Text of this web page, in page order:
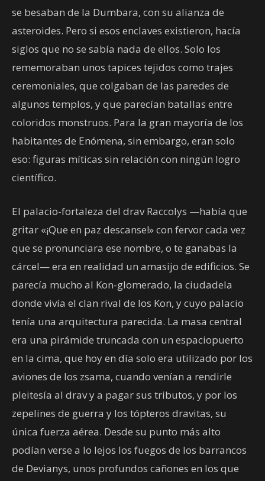
se besaban de la Dumbara, con su alianza de
asteroides. Pero si esos enclaves existieron, hacía
siglos que no se sabía nada de ellos. Solo los
rememoraban unos tapices tejidos como trajes
ceremoniales, que colgaban de las paredes de
algunos templos, y que parecían batallas entre
coloridos monstruos. Para la gran mayoría de los
habitantes de Enómena, sin embargo, eran solo
eso: figuras míticas sin relación con ningún logro
científico.
El palacio-fortaleza del drav Raccolys —había que
gritar «¡Que en paz descanse!» con fervor cada vez
que se pronunciara ese nombre, o te ganabas la
cárcel— era en realidad un amasijo de edificios. Se
parecía mucho al Kon-glomerado, la ciudadela
donde vivía el clan rival de los Kon, y cuyo palacio
tenía una arquitectura parecida. La masa central
era una pirámide truncada con un espaciopuerto
en la cima, que hoy en día solo era utilizado por los
aviones de los zsama, cuando venían a rendirle
pleitesía al drav y a pagar sus tributos, y por los
zepelines de guerra y los tópteros dravitas, su
única fuerza aérea. Desde su punto más alto
podían verse a lo lejos los fuegos de los barrancos
de Devianys, unos profundos cañones en los que